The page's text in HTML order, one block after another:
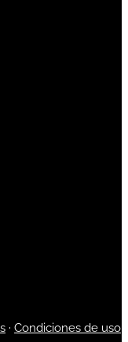
· Condiciones de uso